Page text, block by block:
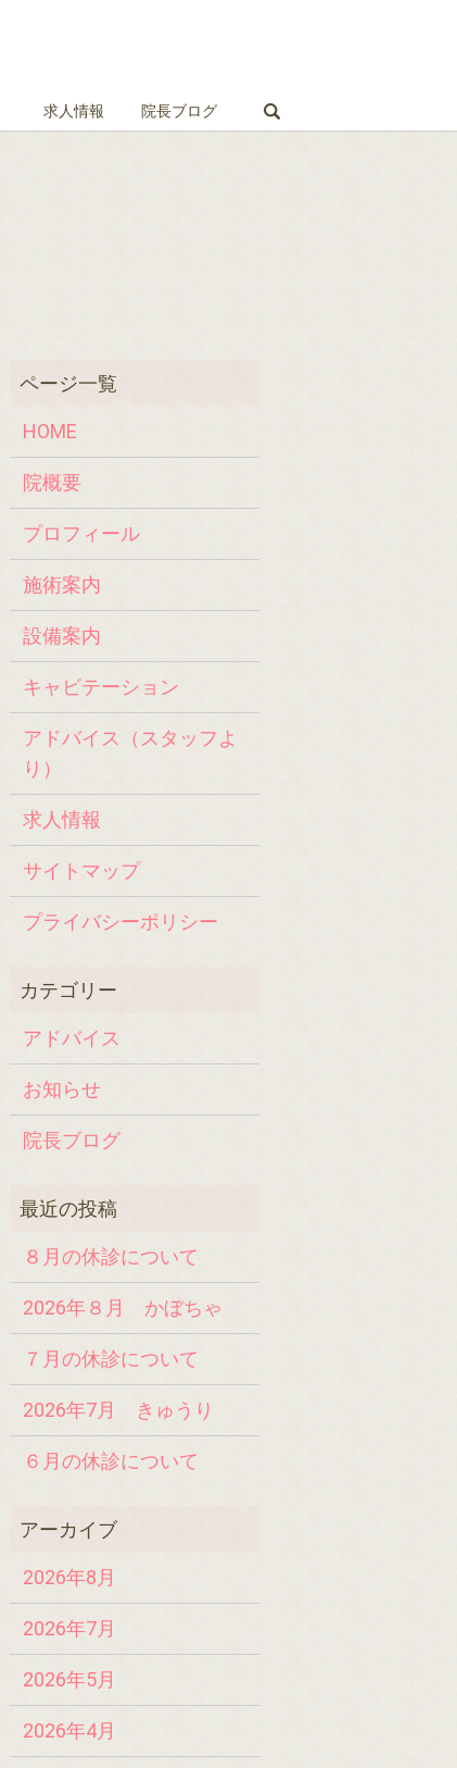
求人情報 院長ブログ
HOME
院概要
プロフィール
施術案内
設備案内
キャビテーション
アドバイス（スタッフよ
り）
求人情報
サイトマップ
プライバシーポリシー
アドバイス
お知らせ
院長ブログ
８月の休診について
2026年８月 かぼちゃ
７月の休診について
2026年7月 きゅうり
６月の休診について
2026年8月
2026年7月
2026年5月
2026年4月